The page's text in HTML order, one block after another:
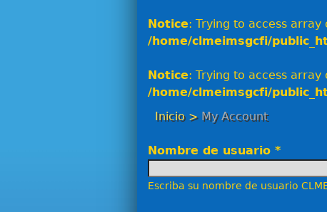
Notice: Trying to access
/home/clmeimsgcfi/
Notice: Trying to access
/home/clmeimsgcfi/
Inicio> My Account
Nombre de usuario *
Escriba su nombre de usuario